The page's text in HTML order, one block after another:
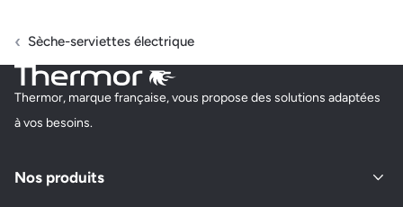
Sèche-serviettes électrique
Thermor, marque française, vous propose des solutions adaptées
à vos besoins.
Nos produits